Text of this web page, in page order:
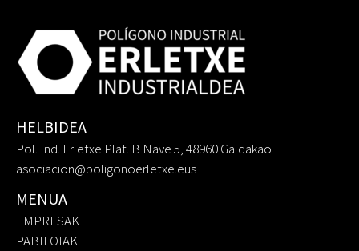
HELBIDEA
Pol. Ind. Erletxe Plat. B Nave 5, 48960 Galdakao
asociacion@poligonoerletxe.eus
MENUA
EMPRESAK
PABILOIAK